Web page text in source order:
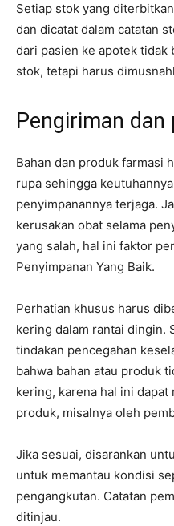
Setiap stok yang
dan dicatat dalam catatan
dari pasien ke apotek tidak
stok, tetapi harus
Pengiriman
Bahan dan produk farmasi
rupa sehingga
penyimpanannya terjaga.
kerusakan obat selama
yang salah, hal ini faktor
Penyimpanan Yang Baik.
Perhatian khusus harus
kering dalam rantai dingin.
tindakan pencegahan
bahwa bahan atau produk
kering, karena hal ini
produk, misalnya oleh
Jika sesuai, disarankan
untuk memantau kondisi
pengangkutan. Catatan
ditinjau.